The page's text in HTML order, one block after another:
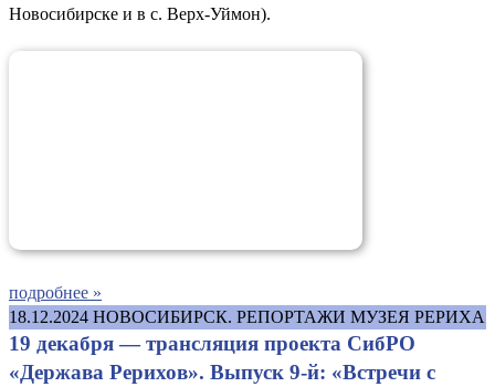
Новосибирске и в с. Верх-Уймон).
подробнее »
18.12.2024 НОВОСИБИРСК. РЕПОРТАЖИ МУЗЕЯ РЕРИХА
19 декабря — трансляция проекта СибРО
«Держава Рерихов». Выпуск 9-й: «Встречи с